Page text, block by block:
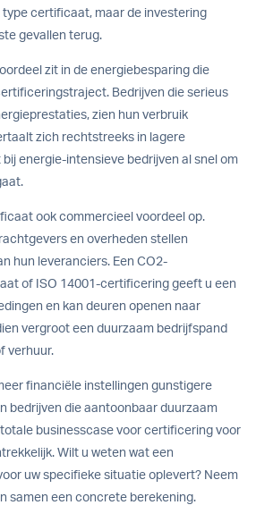
certificaat, maar de investering
gevallen terug.
zit in de energiebesparing die
Bedrijven die serieus
zien hun verbruik
zich rechtstreeks in lagere
energie-intensieve bedrijven al snel om
ook commercieel voordeel op.
en overheden stellen
hun leveranciers. Een CO2-
of ISO 14001-certificering geeft u een
en kan deuren openen naar
vergroot een duurzaam bedrijfspand
verhuur.
financiële instellingen gunstigere
bedrijven die aantoonbaar duurzaam
businesscase voor certificering voor
Wilt u weten wat een
uw specifieke situatie oplevert? Neem
samen een concrete berekening.